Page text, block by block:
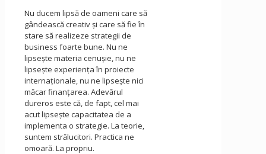
Nu ducem lipsă de oameni care să
gândească creativ şi care să fie în
stare să realizeze strategii de
business foarte bune. Nu ne
lipseşte materia cenuşie, nu ne
lipseşte experienţa în proiecte
internaţionale, nu ne lipseşte nici
măcar finanţarea. Adevărul
dureros este că, de fapt, cel mai
acut lipseşte capacitatea de a
implementa o strategie. La teorie,
suntem strălucitori. Practica ne
omoară. La propriu.